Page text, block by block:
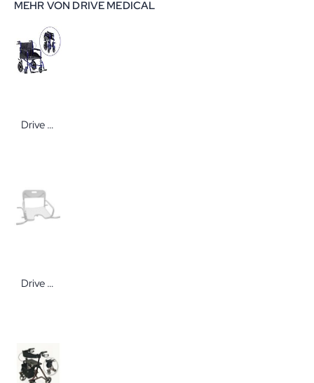
MEHR VON DRIVE MEDICAL
Drive Medical Reise-u.Transportrollstuhl In verschiedenen Ausführungen
Drive Medical Badewannensitz BES 120 drehbar weiß